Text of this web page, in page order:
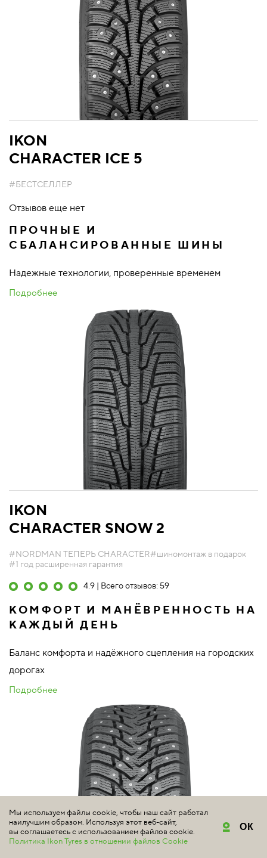
IKON
CHARACTER ICE 5
#БЕСТСЕЛЛЕР
Отзывов еще нет
ПРОЧНЫЕ И
СБАЛАНСИРОВАННЫЕ ШИНЫ
Надежные технологии, проверенные временем
Подробнее
IKON
CHARACTER SNOW 2
#NORDMAN ТЕПЕРЬ CHARACTER#шиномонтаж в подарок
#1 год расширенная гарантия
4.9 | Всего отзывов: 59
КОМФОРТ И МАНЁВРЕННОСТЬ НА
КАЖДЫЙ ДЕНЬ
Баланс комфорта и надёжного сцепления на городских
дорогах
Подробнее
Мы используем файлы cookie, чтобы наш сайт работал
наилучшим образом. Используя этот веб-сайт,
вы соглашаетесь с использованием файлов cookie.
Политика Ikon Tyres в отношении файлов Cookie
ОК